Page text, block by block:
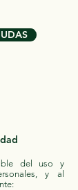
del uso y
y al